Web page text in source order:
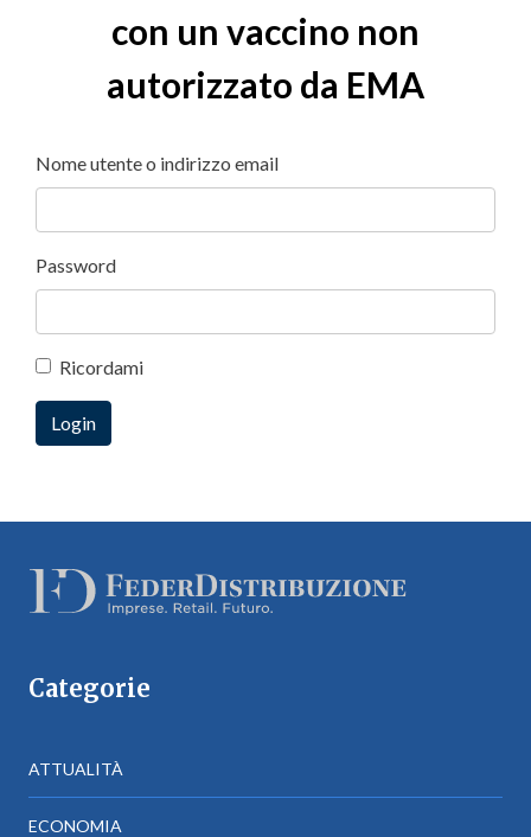
con un vaccino non
autorizzato da EMA
Nome utente o indirizzo email
Password
Ricordami
Categorie
ATTUALITÀ
ECONOMIA